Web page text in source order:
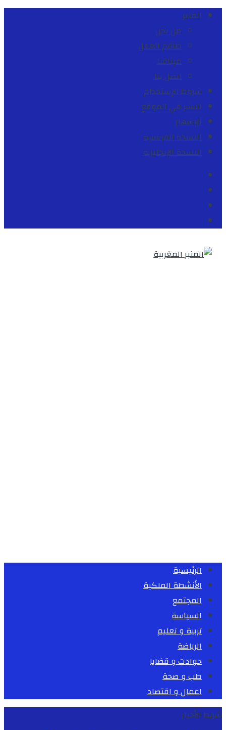
المنبر
من نحن
طاقم العمل
ميثاقنا
اتصل بنا
شروط الإستخدام
للنشر في الموقع
للإشهار
النسخة الفرنسية
النسخة الإنجليزية
الرئيسية
الأنشطة الملكية
المجتمع
السياسة
تربية و تعليم
الرياضة
حوادث و قضايا
طب و صحة
اعمال و اقتصاد
شريط الأخبار